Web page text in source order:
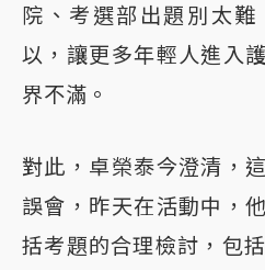
院、考選部出題別太
以，讓更多年輕人進入
界不滿。
對此，卓榮泰今澄清，
誤會，昨天在活動中，
括考題的合理檢討，包